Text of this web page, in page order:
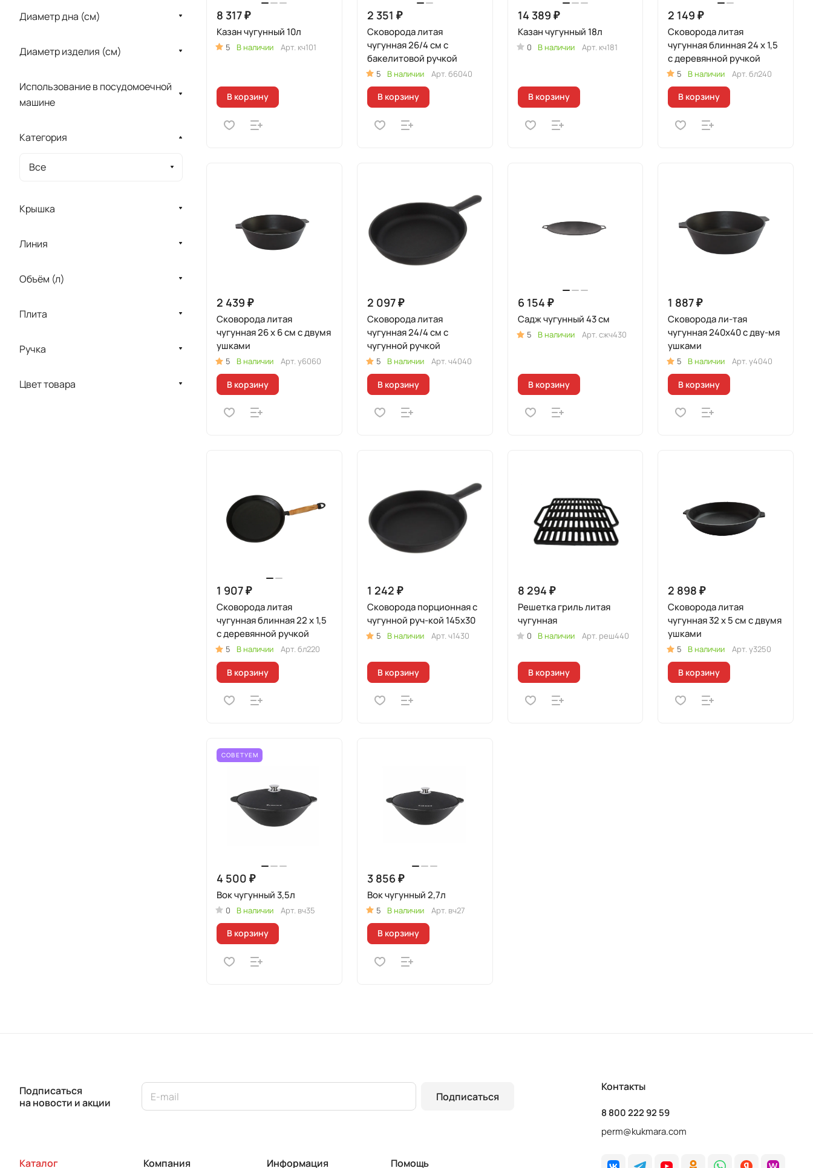
8 317 ₽
Казан чугунный 10л
5 В наличии Арт. кч101
В корзину
2 351 ₽
Сковорода литая
чугунная 26/4 см с
бакелитовой ручкой
5 В наличии Арт. б6040
В корзину
14 389 ₽
Казан чугунный 18л
0 В наличии Арт. кч181
В корзину
2 149 ₽
Сковорода литая
чугунная блинная 24 x 1,5
с деревянной ручкой
5 В наличии Арт.бл240
В корзину
2 439 ₽
Сковорода литая
чугунная 26 х 6 см с двумя
ушками
5 В наличии Арт. у6060
В корзину
2 097 ₽
Сковорода литая
чугунная 24/4 см с
чугунной ручкой
5 В наличии Арт. ч4040
В корзину
6 154 ₽
Садж чугунный 43 см
5 В наличии Арт. сжч430
В корзину
1 887 ₽
Сковорода ли-тая
чугунная 240х40 с дву-мя
ушками
5 В наличии Арт.у4040
В корзину
1 907 ₽
Сковорода литая
чугунная блинная 22 x 1,5
с деревянной ручкой
5 В наличии Арт. бл220
В корзину
1 242 ₽
Сковорода порционная с
чугунной руч-кой 145х30
5 В наличии Арт. ч1430
В корзину
8 294 ₽
Решетка гриль литая
чугунная
0 В наличии Арт. реш440
В корзину
2 898 ₽
Сковорода литая
чугунная 32 х 5 см с двумя
ушками
5 В наличии Арт.у3250
В корзину
СОВЕТУЕМ
4 500 ₽
Вок чугунный 3,5л
0 В наличии Арт. вч35
В корзину
3 856 ₽
Вок чугунный 2,7л
5 В наличии Арт. вч27
В корзину
Диаметр дна (см)
Диаметр изделия (см)
Использование в посудомоечной
машине
Категория
Все
Крышка
Линия
Объём (л)
Плита
Ручка
Цвет товара
Подписаться
на новости и акции
Подписаться
Каталог Компания Информация Помощь
Контакты
8 800 222 92 59
perm@kukmara.com